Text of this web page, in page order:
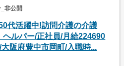
非公開
代活躍中!訪問介護の介護
ヘルパー/正社員/月給224690
大阪府豊中市岡町/入職時...